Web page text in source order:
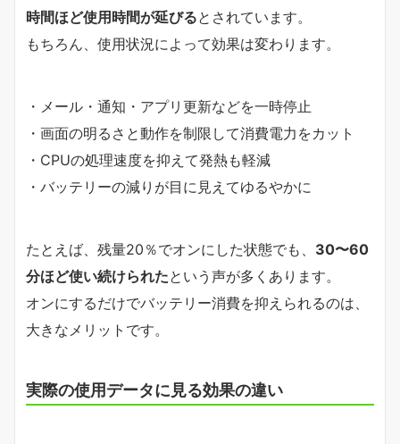
時間ほど使用時間が延びるとされています。
もちろん、使用状況によって効果は変わります。
・メール・通知・アプリ更新などを一時停止
・画面の明るさと動作を制限して消費電力をカット
・CPUの処理速度を抑えて発熱も軽減
・バッテリーの減りが目に見えてゆるやかに
たとえば、残量20％でオンにした状態でも、 30〜60
分ほど使い続けられたという声が多くあります。
オンにするだけでバッテリー消費を抑えられるのは、
大きなメリットです。
実際の使用データに見る効果の違い